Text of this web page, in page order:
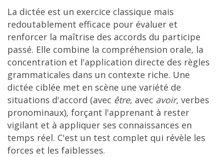
La dictée est un exercice classique mais
redoutablement efficace pour évaluer et
renforcer la maîtrise des accords du participe
passé. Elle combine la compréhension orale, la
concentration et l'application directe des règles
grammaticales dans un contexte riche. Une
dictée ciblée met en scène une variété de
situations d'accord (avec être, avec avoir, verbes
pronominaux), forçant l'apprenant à rester
vigilant et à appliquer ses connaissances en
temps réel. C'est un test complet qui révèle les
forces et les faiblesses.